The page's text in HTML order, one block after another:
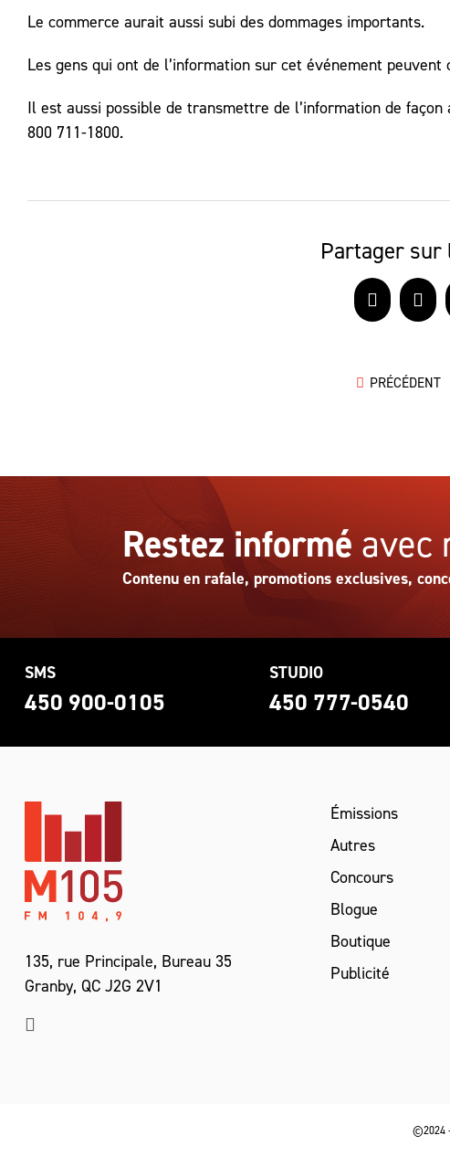
Le commerce aurait aussi subi des dommages importants.
Les gens qui ont de l’information sur cet événement
Il est aussi possible de transmettre de l’information de
800 711-1800.
Partager sur
Facebook
X
PRÉCÉDENT
Restez informé avec
Contenu en rafale, promotions exclusives,
SMS
450 900-0105
STUDIO
450 777-0540
135, rue Principale, Bureau 35
Granby, QC J2G 2V1
Émissions
Autres
Concours
Blogue
Boutique
Publicité
©2024